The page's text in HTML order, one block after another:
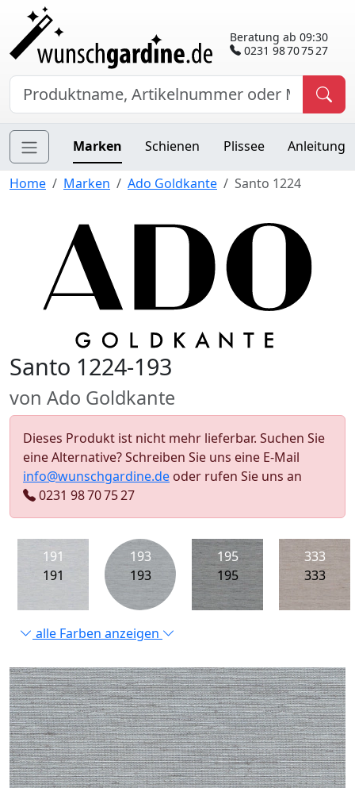
Beratung ab 09:30
0231 98 70 75 27
Marken Schienen Plissee Anleitung
Home Marken Ado Goldkante Santo 1224
Santo 1224-193
von Ado Goldkante
Dieses Produkt ist nicht mehr lieferbar. Suchen Sie
eine Alternative? Schreiben Sie uns eine E-Mail
info@wunschgardine.de oder rufen Sie uns an
0231 98 70 75 27
191
191
193
193
195
195
333
333
alle Farben anzeigen